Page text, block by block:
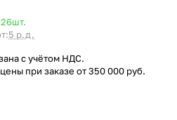
шт.
5 р.д.
с учётом НДС.
при заказе от 350 000 руб.